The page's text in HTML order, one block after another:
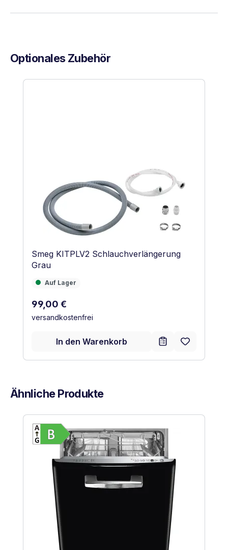
Optionales Zubehör
Produktgalerie überspringen
Smeg KITPLV2 Schlauchverlängerung
Grau
Auf Lager
Auf Lager
Regulärer Preis:
99,00 €
versandkostenfrei
In den Warenkorb
Ähnliche Produkte
Produktgalerie überspringen
Energieklasse B. Höchste bis